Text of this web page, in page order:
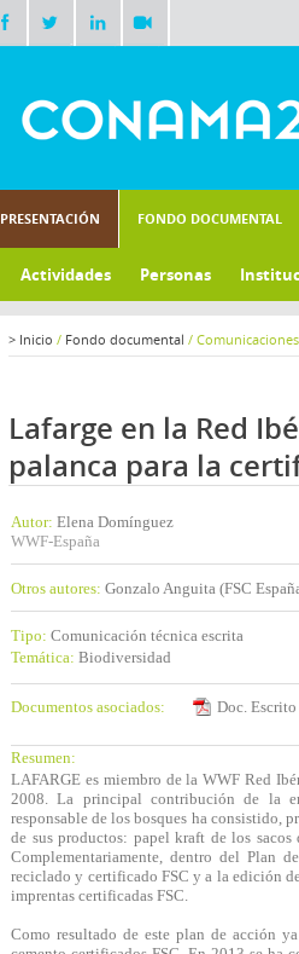
PRESENTACIÓN FONDO DOCUMENTAL
Actividades Personas
> Inicio / Fondo documental /
Lafarge en la Red
palanca para la
Autor: Elena Domínguez
WWF-España
Otros autores: Gonzalo Anguita (FSC
Tipo: Comunicación técnica escrita
Temática: Biodiversidad
Documentos asociados: Doc. Escrito
Resumen:
LAFARGE es miembro de la WWF Red
2008. La principal contribución de la
responsable de los bosques ha consistido,
de sus productos: papel kraft de los
Complementariamente, dentro del Plan
reciclado y certificado FSC y a la edición
imprentas certificadas FSC.
Como resultado de este plan de acción